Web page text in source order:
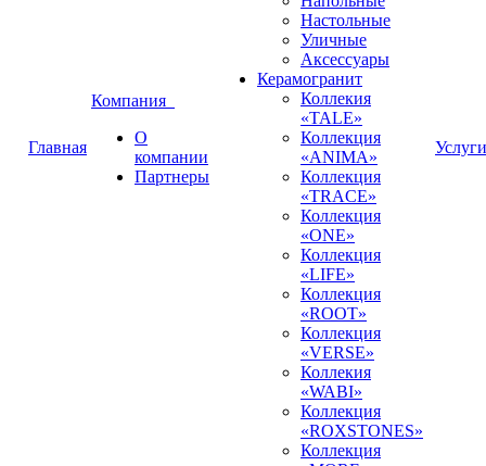
Главная
Компания
О
компании
Партнеры
Настольные
Уличные
Аксессуары
Керамогранит
Коллекия
«TALE»
Коллекция
«ANIMA»
Коллекция
«TRACE»
Коллекция
«ONE»
Коллекция
«LIFE»
Коллекция
«ROOT»
Коллекция
«VERSE»
Коллекия
«WABI»
Коллекция
«ROXSTONES»
Коллекция
Услуги